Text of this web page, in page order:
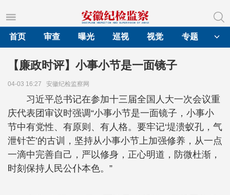
首页
审查 曝光 巡视 视觉 专题
【廉政时评】小事小节是一面镜子
04-03 16:27 安徽纪检监察网
习近平总书记在参加十三届全国人大一次会议重
庆代表团审议时强调“小事小节是一面镜子，小事小
节中有党性、有原则、有人格。要牢记‘堤溃蚁孔，气
泄针芒’的古训，坚持从小事小节上加强修养，从一点
一滴中完善自己，严以修身，正心明道，防微杜渐，
时刻保持人民公仆本色。”